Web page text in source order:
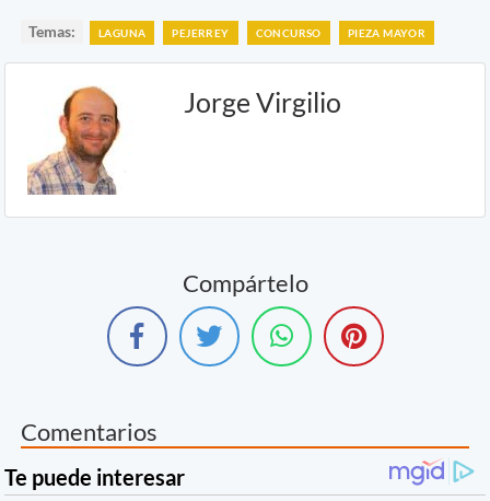
Temas: LAGUNA PEJERREY CONCURSO PIEZA MAYOR
Jorge Virgilio
Compártelo
Comentarios